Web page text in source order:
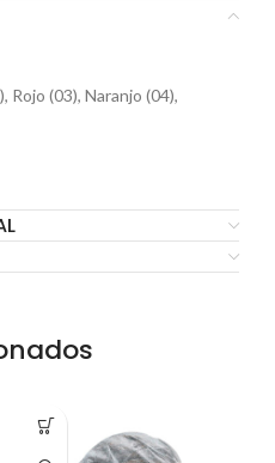
Rojo (03), Naranjo (04),